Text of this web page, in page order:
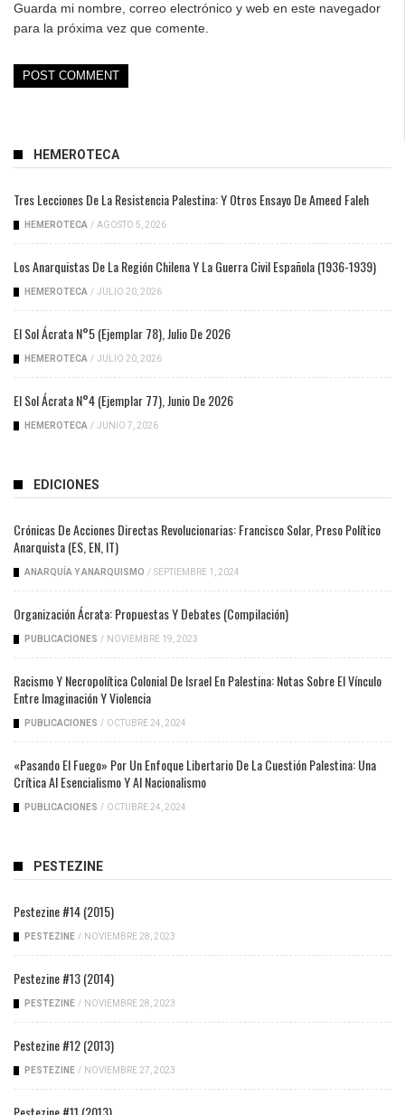
Guarda mi nombre, correo electrónico y web en este navegador
para la próxima vez que comente.
HEMEROTECA
Tres Lecciones De La Resistencia Palestina: Y Otros Ensayo De Ameed Faleh
HEMEROTECA / AGOSTO 5, 2026
Los Anarquistas De La Región Chilena Y La Guerra Civil Española (1936-1939)
HEMEROTECA / JULIO 20, 2026
El Sol Ácrata N°5 (ejemplar 78), Julio De 2026
HEMEROTECA / JULIO 20, 2026
El Sol Ácrata N°4 (ejemplar 77), Junio De 2026
HEMEROTECA / JUNIO 7, 2026
EDICIONES
Crónicas De Acciones Directas Revolucionarias: Francisco Solar, Preso Político
Anarquista (ES, EN, IT)
ANARQUÍA Y ANARQUISMO / SEPTIEMBRE 1, 2024
Organización Ácrata: Propuestas Y Debates (compilación)
PUBLICACIONES / NOVIEMBRE 19, 2023
Racismo Y Necropolítica Colonial De Israel En Palestina: Notas Sobre El Vínculo
Entre Imaginación Y Violencia
PUBLICACIONES / OCTUBRE 24, 2024
«Pasando El Fuego» Por Un Enfoque Libertario De La Cuestión Palestina: Una
Crítica Al Esencialismo Y Al Nacionalismo
PUBLICACIONES / OCTUBRE 24, 2024
PESTEZINE
Pestezine #14 (2015)
PESTEZINE / NOVIEMBRE 28, 2023
Pestezine #13 (2014)
PESTEZINE / NOVIEMBRE 28, 2023
Pestezine #12 (2013)
PESTEZINE / NOVIEMBRE 27, 2023